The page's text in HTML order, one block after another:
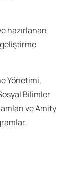
hazırlanan
Yönetimi,
Bilimler
ve Amity